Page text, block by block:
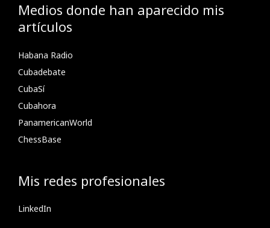
Medios donde han aparecido mis
artículos
Habana Radio
Cubadebate
CubaSí
Cubahora
PanamericanWorld
ChessBase
Mis redes profesionales
LinkedIn